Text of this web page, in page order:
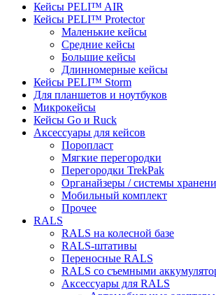
Кейсы PELI™ AIR
Кейсы PELI™ Protector
Маленькие кейсы
Средние кейсы
Большие кейсы
Длинномерные кейсы
Кейсы PELI™ Storm
Для планшетов и ноутбуков
Микрокейсы
Кейсы Go и Ruck
Аксессуары для кейсов
Поропласт
Мягкие перегородки
Перегородки TrekPak
Органайзеры / системы
Мобильный комплект
Прочее
RALS
RALS на колесной базе
RALS-штативы
Переносные RALS
RALS со съемными
Аксессуары для RALS